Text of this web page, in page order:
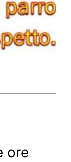
ore